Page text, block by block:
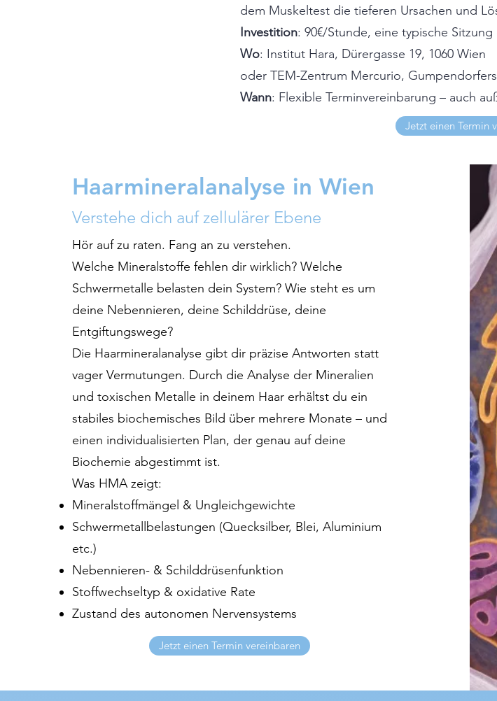
dem Muskeltest die tieferen Ursachen und
Investition: 90€/Stunde, eine typische
Wo: Institut Hara, Dürergasse 19, 1060 Wien
oder TEM-Zentrum Mercurio,
Wann: Flexible Terminvereinbarung – auch
Jetzt einen Termin
Haarmineralanalyse in Wien
Verstehe dich auf zellulärer Ebene
Hör auf zu raten. Fang an zu verstehen.
Welche Mineralstoffe fehlen dir wirklich? Welche
Schwermetalle belasten dein System? Wie steht es um
deine Nebennieren, deine Schilddrüse, deine
Entgiftungswege?
Die Haarmineralanalyse gibt dir präzise Antworten statt
vager Vermutungen. Durch die Analyse der Mineralien
und toxischen Metalle in deinem Haar erhältst du ein
stabiles biochemisches Bild über mehrere Monate – und
einen individualisierten Plan, der genau auf deine
Biochemie abgestimmt ist.
Was HMA zeigt:
Mineralstoffmängel & Ungleichgewichte
Schwermetallbelastungen (Quecksilber, Blei, Aluminium
etc.)
Nebennieren- & Schilddrüsenfunktion
Stoffwechseltyp & oxidative Rate
Zustand des autonomen Nervensystems
Jetzt einen Termin vereinbaren